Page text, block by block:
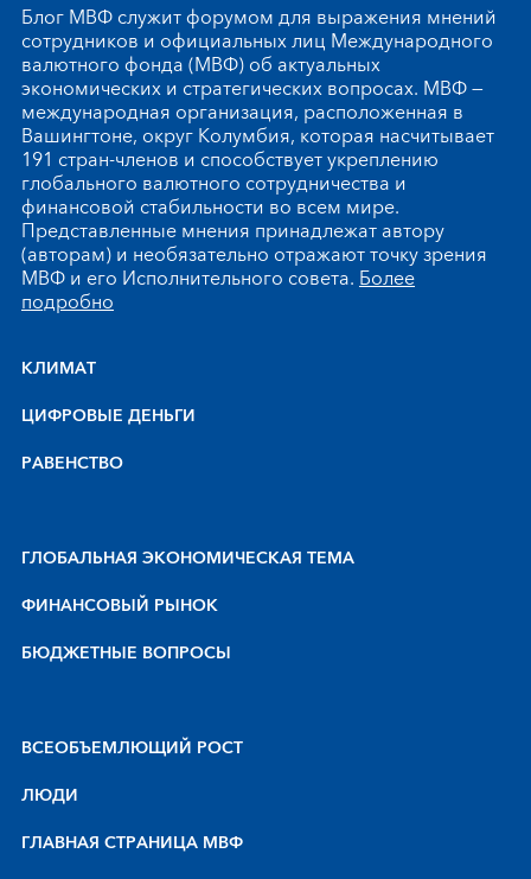
Блог МВФ служит форумом для выражения мнений
сотрудников и официальных лиц Международного
валютного фонда (МВФ) об актуальных
экономических и стратегических вопросах. МВФ —
международная организация, расположенная в
Вашингтоне, округ Колумбия, которая насчитывает
191 стран-членов и способствует укреплению
глобального валютного сотрудничества и
финансовой стабильности во всем мире.
Представленные мнения принадлежат автору
(авторам) и необязательно отражают точку зрения
МВФ и его Исполнительного совета.Более
подробно
КЛИМАТ
ЦИФРОВЫЕ ДЕНЬГИ
РАВЕНСТВО
ГЛОБАЛЬНАЯ ЭКОНОМИЧЕСКАЯ ТЕМА
ФИНАНСОВЫЙ РЫНОК
БЮДЖЕТНЫЕ ВОПРОСЫ
BCEOБЪEMЛЮЩИЙ POCT
ЛЮДИ
ГЛАВНАЯ СТРАНИЦА МВФ